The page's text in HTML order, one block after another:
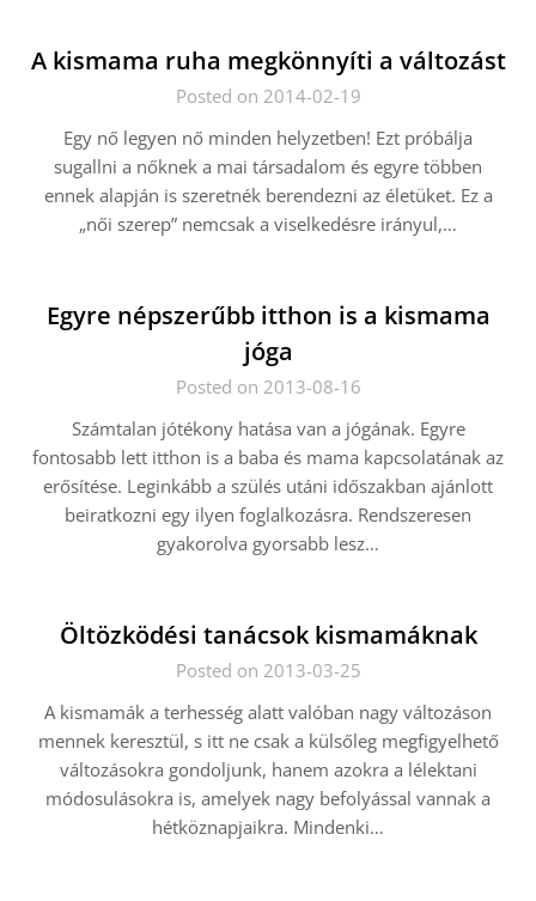
A kismama ruha megkönnyíti a változást
Posted on 2014-02-19
Egy nő legyen nő minden helyzetben! Ezt próbálja
sugallni a nőknek a mai társadalom és egyre többen
ennek alapján is szeretnék berendezni az életüket. Ez a
„női szerep” nemcsak a viselkedésre irányul,…
Egyre népszerűbb itthon is a kismama
jóga
Posted on 2013-08-16
Számtalan jótékony hatása van a jógának. Egyre
fontosabb lett itthon is a baba és mama kapcsolatának az
erősítése. Leginkább a szülés utáni időszakban ajánlott
beiratkozni egy ilyen foglalkozásra. Rendszeresen
gyakorolva gyorsabb lesz…
Öltözködési tanácsok kismamáknak
Posted on 2013-03-25
A kismamák a terhesség alatt valóban nagy változáson
mennek keresztül, s itt ne csak a külsőleg megfigyelhető
változásokra gondoljunk, hanem azokra a lélektani
módosulásokra is, amelyek nagy befolyással vannak a
hétköznapjaikra. Mindenki…